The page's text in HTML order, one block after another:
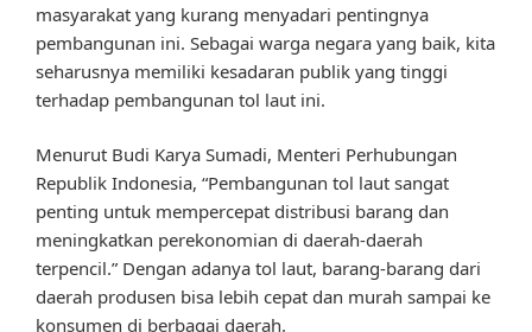
masyarakat yang kurang menyadari pentingnya
pembangunan ini. Sebagai warga negara yang baik, kita
seharusnya memiliki kesadaran publik yang tinggi
terhadap pembangunan tol laut ini.
Menurut Budi Karya Sumadi, Menteri Perhubungan
Republik Indonesia, “Pembangunan tol laut sangat
penting untuk mempercepat distribusi barang dan
meningkatkan perekonomian di daerah-daerah
terpencil.” Dengan adanya tol laut, barang-barang dari
daerah produsen bisa lebih cepat dan murah sampai ke
konsumen di berbagai daerah.